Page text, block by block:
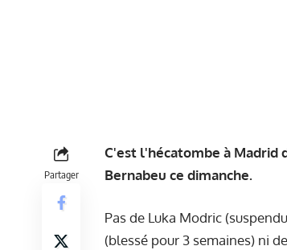
Partager
C'est l'hécatombe à Madrid
Bernabeu ce dimanche.
Pas de Luka Modric
(blessé pour 3 semaines) ni